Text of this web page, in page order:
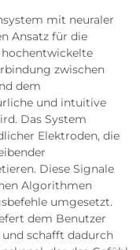
mit neuraler
Ansatz für die
zwischen
dem
und intuitive
Das System
Elektroden, die
Diese Signale
Algorithmen
umgesetzt.
dem Benutzer
schafft dadurch